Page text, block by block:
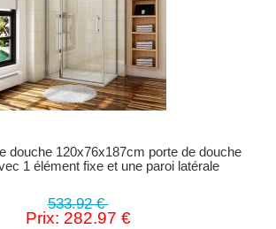
douche 120x76x187cm porte de douche
1 élément fixe et une paroi latérale
533.92 €
Prix: 282.97 €